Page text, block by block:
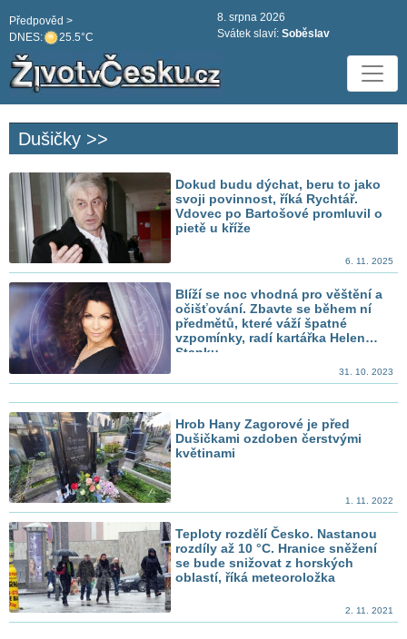
DNES: 25.5°C
Předpověd >
8. srpna 2026
Svátek slaví: Soběslav
Dušičky >>
Dokud budu dýchat, beru to jako
svoji povinnost, říká Rychtář.
Vdovec po Bartošové promluvil o
pietě u kříže
6. 11. 2025
Blíží se noc vhodná pro věštění a
očišťování. Zbavte se během ní
předmětů, které váží špatné
vzpomínky, radí kartářka Helen
Stanku
31. 10. 2023
Hrob Hany Zagorové je před
Dušičkami ozdoben čerstvými
květinami
1. 11. 2022
Teploty rozdělí Česko. Nastanou
rozdíly až 10 °C. Hranice sněžení
se bude snižovat z horských
oblastí, říká meteoroložka
2. 11. 2021